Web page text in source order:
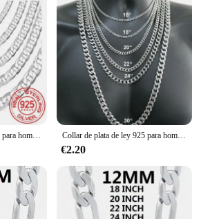
Collar de plata de ley 925 para hombre y mujer, cadena con cierre de langosta, joyería de compromiso, 2/4/6/8/10/12MM, 40-75cm, venta al por mayor Collar de plata de ley 925 para hombre y mujer, cadena con cierre de langosta, joyería de compromiso, 2/4/6/8/10/12MM, 40-75cm
€2.20